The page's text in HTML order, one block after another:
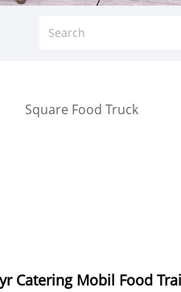
Square Food Truck
Catering Mobil Food